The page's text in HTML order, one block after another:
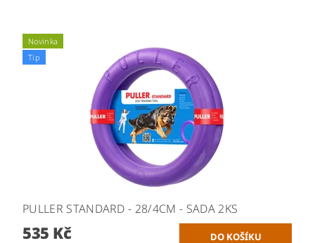
Novinka
Tip
PULLER STANDARD - 28/4CM - SADA 2KS
535 Kč